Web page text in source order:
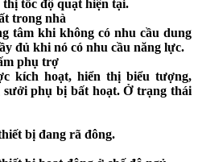
tốc độ quạt hiện tại.
trong nhà
tâm khi không có nhu cầu dung
đủ khi nó có nhu cầu năng lực.
phụ trợ
kích hoạt, hiển thị biểu tượng,
phụ bị bất hoạt. Ở trạng thái
bị đang rã đông.